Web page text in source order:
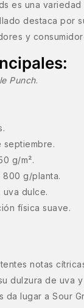
es una
destaca por
y
Punch.
septiembre.
g/m².
800 g/planta.
uva dulce.
física suave.
notas
dulzura de uva
da lugar a Sour